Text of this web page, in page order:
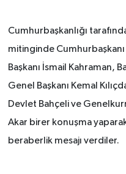
Cumhurbaşkanlığı
mitinginde Cumhurbaşkanı
Başkanı İsmail Kahraman,
Genel Başkanı Kemal
Devlet Bahçeli ve
Akar birer konuşma
beraberlik mesajı verdiler.